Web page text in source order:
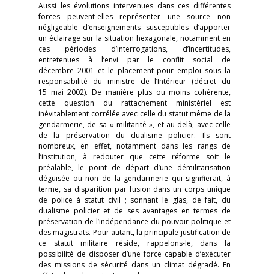
Aussi les évolutions intervenues dans ces différentes
forces peuvent-elles représenter une source non
négligeable d’enseignements susceptibles d’apporter
un éclairage sur la situation hexagonale, notamment en
ces périodes d’interrogations, d’incertitudes,
entretenues à l’envi par le conflit social de
décembre 2001 et le placement pour emploi sous la
responsabilité du ministre de l’Intérieur (décret du
15 mai 2002). De manière plus ou moins cohérente,
cette question du rattachement ministériel est
inévitablement corrélée avec celle du statut même de la
gendarmerie, de sa « militarité », et au-delà, avec celle
de la préservation du dualisme policier. Ils sont
nombreux, en effet, notamment dans les rangs de
l’institution, à redouter que cette réforme soit le
préalable, le point de départ d’une démilitarisation
déguisée ou non de la gendarmerie qui signifierait, à
terme, sa disparition par fusion dans un corps unique
de police à statut civil ; sonnant le glas, de fait, du
dualisme policier et de ses avantages en termes de
préservation de l’indépendance du pouvoir politique et
des magistrats. Pour autant, la principale justification de
ce statut militaire réside, rappelons-le, dans la
possibilité de disposer d’une force capable d’exécuter
des missions de sécurité dans un climat dégradé. En